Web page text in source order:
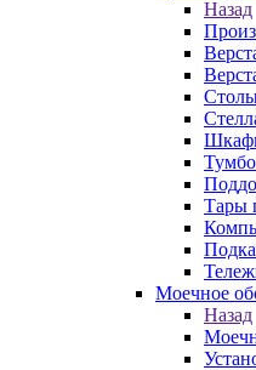
Назад
Тары
Моечное
Назад